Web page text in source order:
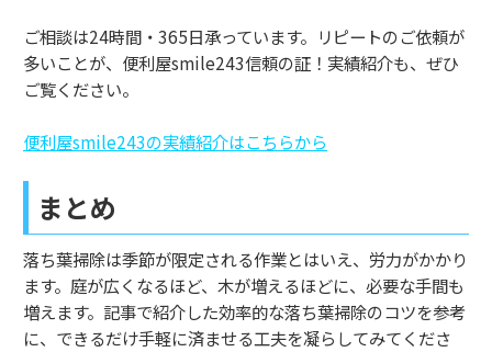
ご相談は24時間・365日承っています。リピートのご依頼が
多いことが、便利屋smile243信頼の証！実績紹介も、ぜひ
ご覧ください。
便利屋smile243の実績紹介はこちらから
まとめ
落ち葉掃除は季節が限定される作業とはいえ、労力がかかり
ます。庭が広くなるほど、木が増えるほどに、必要な手間も
増えます。記事で紹介した効率的な落ち葉掃除のコツを参考
に、できるだけ手軽に済ませる工夫を凝らしてみてくださ